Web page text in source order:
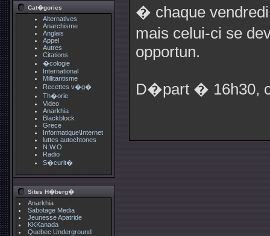
Cat�gories
Alternatives
Anarchisme
Anglais
Appel
Autres
Citations
�cologie
International
Millitantisme
Recettes v�g�
Th�orie
Video
Anarkhia
Blackblock
Grece
Informatique\Internet
luttes autochtones
N.W.O
Radio
S�curit�
Sites H�berg�
Anarkhia
Sabotage Media
Jeunesse Apatride
KKKanada
Quebec Underground
� chaque
mais celui-ci se
opportun.
D�part � 16h30,